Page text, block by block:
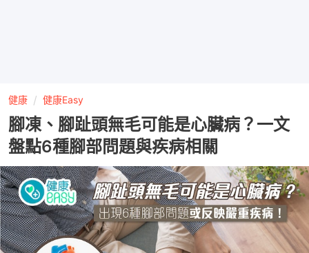
健康 健康Easy
腳凍、腳趾頭無毛可能是心臟病？一文
盤點6種腳部問題與疾病相關